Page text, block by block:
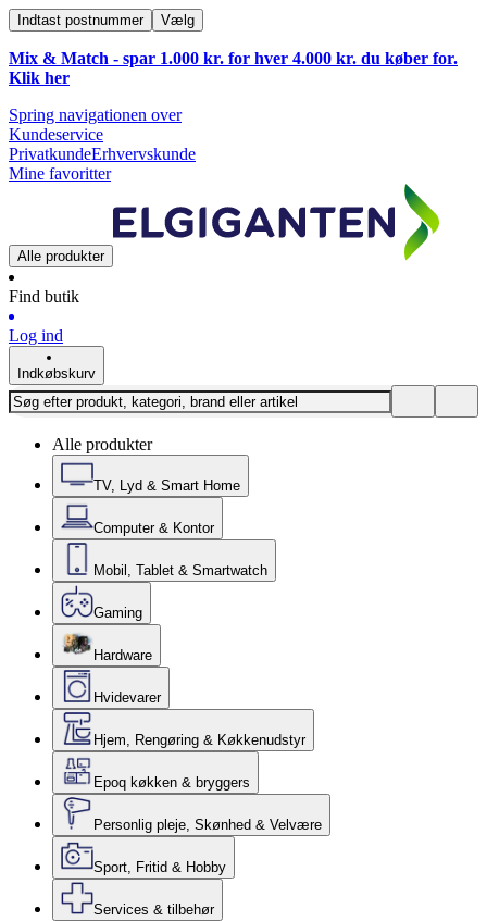
Indtast postnummer Vælg
Mix & Match - spar 1.000 kr. for hver 4.000 kr. du køber for.
Klik her
Spring navigationen over
Kundeservice
PrivatkundeErhvervskunde
Mine favoritter
Alle produkter
Find butik
Log ind
Indkøbskurv
Alle produkter
TV, Lyd & Smart Home
Computer & Kontor
Mobil, Tablet & Smartwatch
Gaming
Hardware
Hvidevarer
Hjem, Rengøring & Køkkenudstyr
Epoq køkken & bryggers
Personlig pleje, Skønhed & Velvære
Sport, Fritid & Hobby
Services & tilbehør